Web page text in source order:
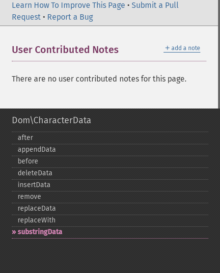
Learn How To Improve This Page • Submit a Pull
Request • Report a Bug
＋ add a note
User Contributed Notes
There are no user contributed notes for this page.
Dom\CharacterData
after
appendData
before
deleteData
insertData
remove
replaceData
replaceWith
substringData